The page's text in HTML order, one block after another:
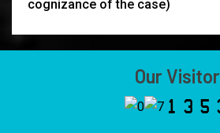
cognizance of the case)
Our Visitor